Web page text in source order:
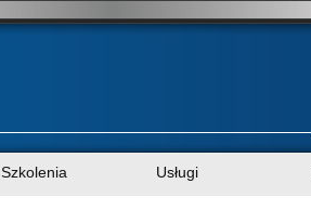
Szkolenia Usługi